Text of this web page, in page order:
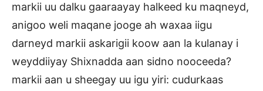
markii uu dalku gaaraayay halkeed ku maqneyd,
anigoo weli maqane jooge ah waxaa iigu
darneyd markii askarigii koow aan la kulanay i
weyddiiyay Shixnadda aan sidno nooceeda?
markii aan u sheegay uu igu yiri: cudurkaas